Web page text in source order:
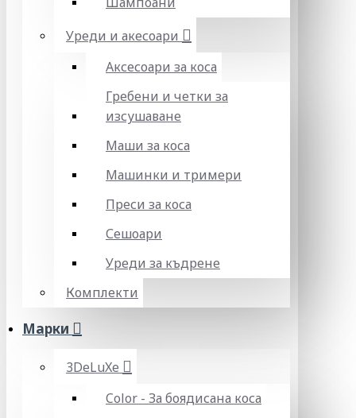
Уреди и акесоари
Аксесоари за коса
Гребени и четки за
изсушаване
Маши за коса
Машинки и тримери
Преси за коса
Сешоари
Уреди за къдрене
Комплекти
Марки
3DeLuXe
Color - За боядисана коса